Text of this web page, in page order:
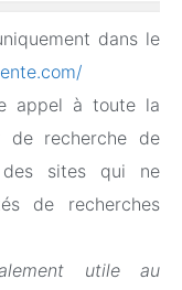
dans le
appel à toute la
recherche de
des sites qui ne
de recherches
utile au